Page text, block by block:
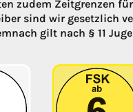
zudem Zeitgrenzen
sind wir gesetzlich
gilt nach § 11